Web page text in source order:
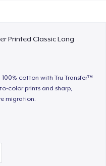
Printed Classic Long
cotton with Tru Transfer™
color prints and sharp,
migration.